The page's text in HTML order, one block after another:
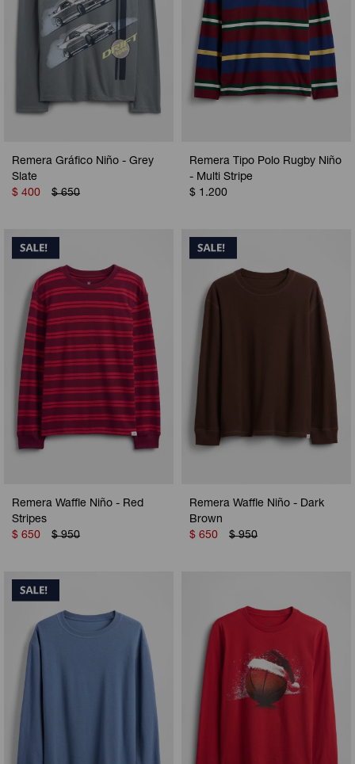
Remera Gráfico Niño - Grey
Slate
$ 400 $ 650
Remera Tipo Polo Rugby Niño
- Multi Stripe
$ 1.200
Remera Waffle Niño - Red
Stripes
$ 650 $ 950
Remera Waffle Niño - Dark
Brown
$ 650 $ 950